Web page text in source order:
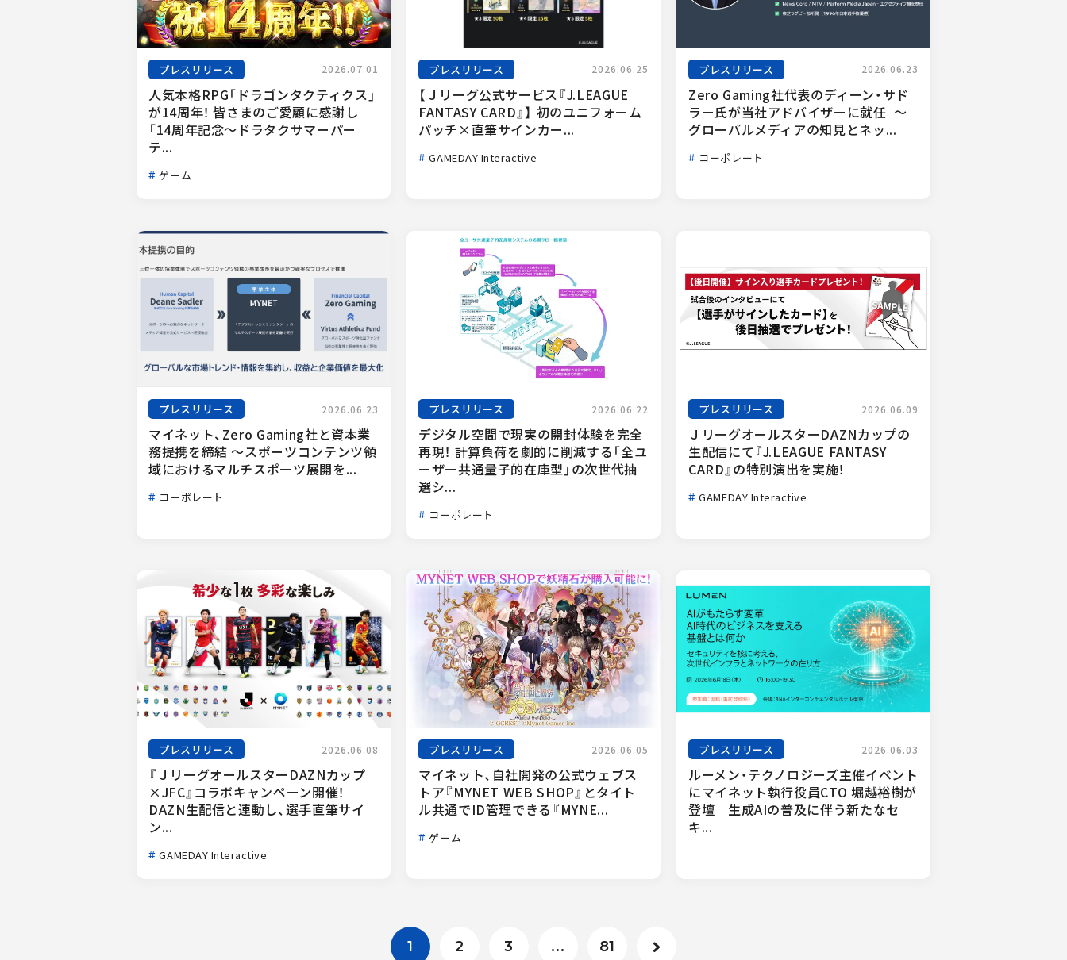
プレスリリース 2026.07.01
人気本格RPG「ドラゴンタクティクス」
が14周年！ 皆さまのご愛顧に感謝し
「14周年記念～ドラタクサマーパー
テ...
ゲーム
プレスリリース 2026.06.25
【Ｊリーグ公式サービス『J.LEAGUE
FANTASY CARD』】 初のユニフォーム
パッチ×直筆サインカー...
GAMEDAY Interactive
プレスリリース 2026.06.23
Zero Gaming社代表のディーン・サド
ラー氏が当社アドバイザーに就任  ～
グローバルメディアの知見とネッ...
コーポレート
プレスリリース 2026.06.23
マイネット、Zero Gaming社と資本業
務提携を締結 ～スポーツコンテンツ領
域におけるマルチスポーツ展開を...
コーポレート
プレスリリース 2026.06.22
デジタル空間で現実の開封体験を完全
再現！ 計算負荷を劇的に削減する「全ユ
ーザー共通量子的在庫型」の次世代抽
選シ...
コーポレート
プレスリリース 2026.06.09
ＪリーグオールスターDAZNカップの
生配信にて『J.LEAGUE FANTASY
CARD』の特別演出を実施！
GAMEDAY Interactive
プレスリリース 2026.06.08
『ＪリーグオールスターDAZNカップ
×JFC』コラボキャンペーン開催！
DAZN生配信と連動し、選手直筆サイ
ン...
GAMEDAY Interactive
プレスリリース 2026.06.05
マイネット、自社開発の公式ウェブス
トア『MYNET WEB SHOP』とタイト
ル共通でID管理できる『MYNE...
ゲーム
プレスリリース 2026.06.03
ルーメン・テクノロジーズ主催イベント
にマイネット執行役員CTO 堀越裕樹が
登壇　生成AIの普及に伴う新たなセ
キ...
1 2 3 ... 81